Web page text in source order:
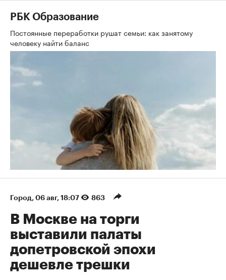
РБК Образование
Постоянные переработки рушат семьи: как занятому
человеку найти баланс
Город⁠, 06 авг, 18:07 863
В Москве на торги
выставили палаты
допетровской эпохи
дешевле трешки